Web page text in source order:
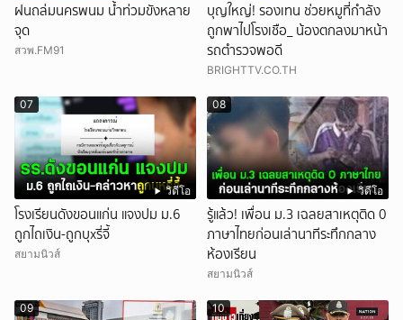
ฝนถล่มนครพนม น้ำท่วมขังหลาย
จุด
สวพ.FM91
บุญใหญ่! รองเทน ช่วยหมูที่กำลัง
ถูกพาไปโรงเชือ_ น้องตกลงมาหน้า
รถตำรวจพอดี
BRIGHTTV.CO.TH
วิดีโอ
07
โรงเรียนดังขอนแก่น แจงปม ม.6
ถูกไถเงิน-ถูกบุxรี่จี้
สยามนิวส์
วิดีโอ
08
รู้แล้ว! เพื่อน ม.3 เฉลยสาเหตุติด 0
ภาษาไทยก่อนเล่านาทีระทึกกลาง
ห้องเรียน
สยามนิวส์
09 10